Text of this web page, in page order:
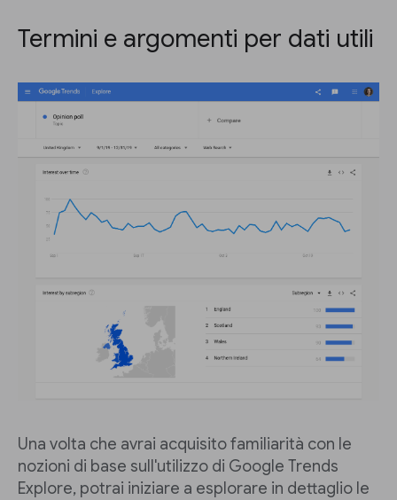
Termini e argomenti per dati utili
Una volta che avrai acquisito familiarità con le
nozioni di base sull'utilizzo di Google Trends
Explore, potrai iniziare a esplorare in dettaglio le